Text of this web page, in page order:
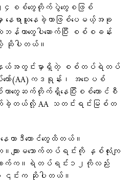
၄စစ်တွေတိုက်ပွဲတွေစဖြစ်
နေရာယူနေခဲ့တာဖြစ်ပေမယ့်အခု
န်ကာတွေပါဆောက်ပြီး စစ်စခန်း
လို့ ဆိုပါတယ်။
ယ်အတွင်းမှာရှိတဲ့ စစ်တပ်ရဲတပ်
ာ်(AA)ကဒရုန်း၊ အဝေးပစ်
ာတွေဆက်တိုက်ရှိနေပြီးစစ်ကောင်စီ
ခဲ့တယ်လို့ AA သတင်းရင်းမြစ်တ
ေတာဒီကောင်တွေထိတယ်။
ျားမသောက်တပ်ရင်းကို နှစ်လုံးကျ
ောက်က။ရဲတပ်ရင်း၁၂ကိုလည်း
င်းက ဆိုပါတယ်။